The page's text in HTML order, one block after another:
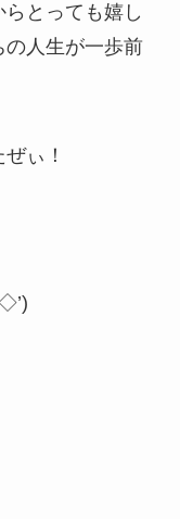
とっても嬉し
の人生が一歩前
ぃ！
ゞ